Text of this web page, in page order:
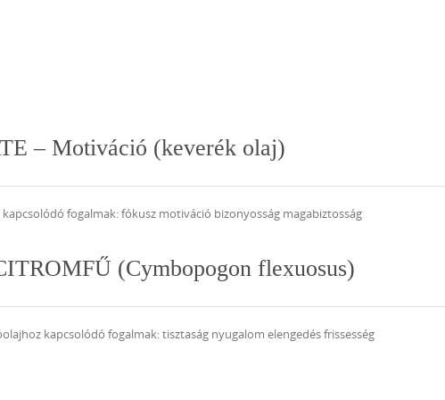
– Motiváció (keverék olaj)
fogalmak: fókusz motiváció bizonyosság magabiztosság
(Cymbopogon flexuosus)
kapcsolódó fogalmak: tisztaság nyugalom elengedés frissesség